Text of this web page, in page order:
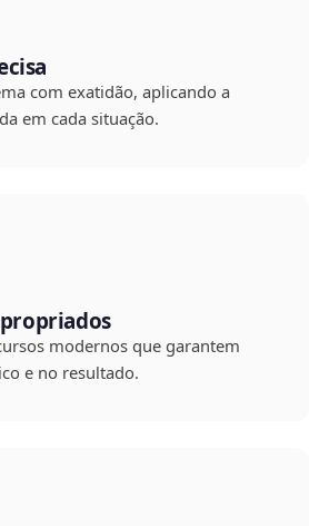
com exatidão, aplicando a
em cada situação.
modernos que garantem
e no resultado.